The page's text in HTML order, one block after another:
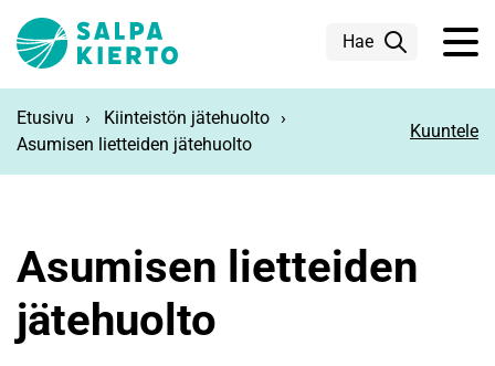
Hae
Etusivu
Kiinteistön jätehuolto
Asumisen lietteiden jätehuolto
Kuuntele
Asumisen lietteiden
jätehuolto